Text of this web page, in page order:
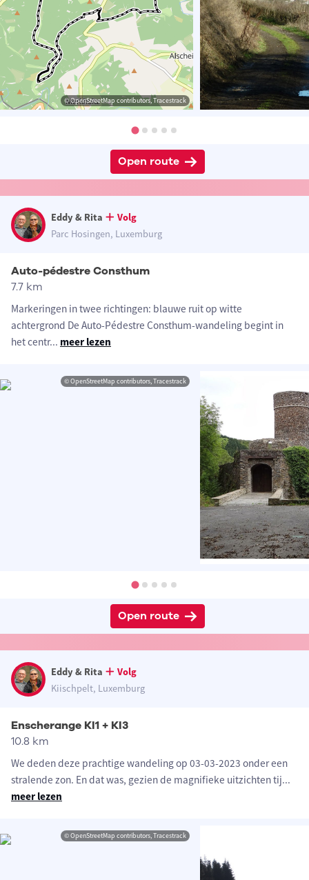
© OpenStreetMap contributors, Tracestrack
Open route
Eddy & Rita
Volg
Parc Hosingen, Luxemburg
Auto-pédestre Consthum
7.7 km
Markeringen in twee richtingen: blauwe ruit op witte
achtergrond De Auto-Pédestre Consthum-wandeling begint in
het centr... meer lezen
© OpenStreetMap contributors, Tracestrack
Open route
Eddy & Rita
Volg
Kiischpelt, Luxemburg
Enscherange KI1 + KI3
10.8 km
We deden deze prachtige wandeling op 03-03-2023 onder een
stralende zon. En dat was, gezien de magnifieke uitzichten tij...
meer lezen
© OpenStreetMap contributors, Tracestrack